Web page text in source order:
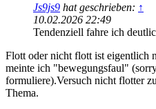
Js9js9 hat geschrieben: ↑
10.02.2026 22:49
Tendenziell fahre ich
Flott oder nicht flott ist eigentlich
meinte ich "bewegungsfaul"
formuliere).Versuch nicht flotter
Thema.